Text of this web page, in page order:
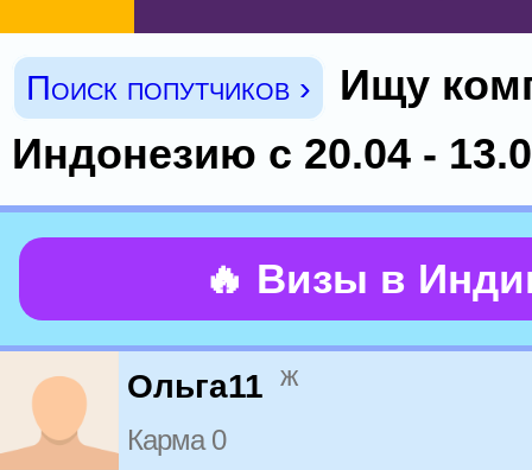
Поиск попутчиков ›
Ищу
Индонезию с 20.04 -
🔥 Визы в
Ольга11 ж
Карма 0